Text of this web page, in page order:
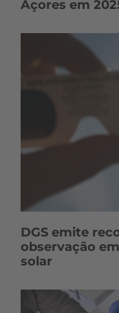
Açores em
DGS emite
observação
solar